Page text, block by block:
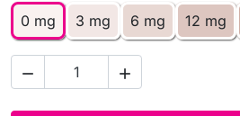
0 mg
3 mg 6 mg 12 mg
 